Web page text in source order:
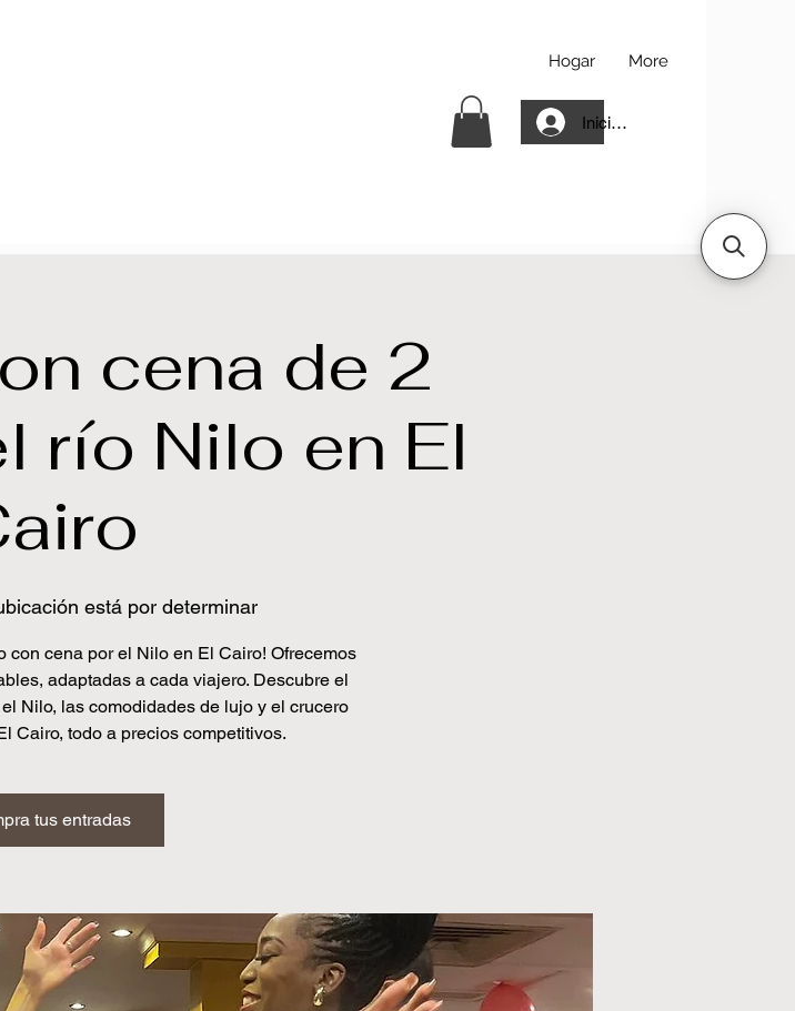
Hogar More
Iniciar sesión
cena de 2
río Nilo en El
está por determinar
con cena por el Nilo en El Cairo! Ofrecemos
adaptadas a cada viajero. Descubre el
Nilo, las comodidades de lujo y el crucero
Cairo, todo a precios competitivos.
tus entradas